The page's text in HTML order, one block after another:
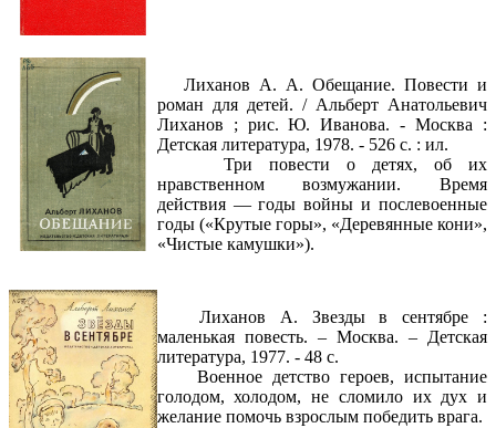
Лиханов А. А. Обещание. Повести и
роман для детей. / Альберт Анатольевич
Лиханов ; рис. Ю. Иванова. - Москва :
Детская литература, 1978. - 526 с. : ил.
Три повести о детях, об их
нравственном возмужании. Время
действия — годы войны и послевоенные
годы («Крутые горы», «Деревянные кони»,
«Чистые камушки»).
Лиханов А. Звезды в сентябре :
маленькая повесть. – Москва. – Детская
литература, 1977. - 48 с.
Военное детство героев, испытание
голодом, холодом, не сломило их дух и
желание помочь взрослым победить врага.